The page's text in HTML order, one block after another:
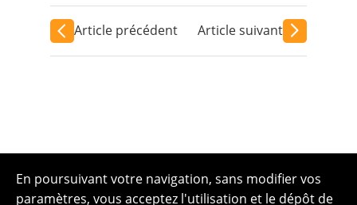
Article précédent Article suivant
En poursuivant votre navigation, sans modifier vos
paramètres, vous acceptez l'utilisation et le dépôt de